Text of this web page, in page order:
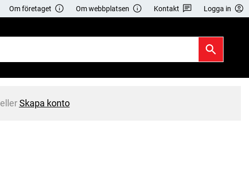
Om företaget Om webbplatsen Kontakt Logga in
ellerSkapa konto